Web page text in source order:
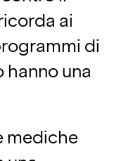
ai
di
hanno una
mediche